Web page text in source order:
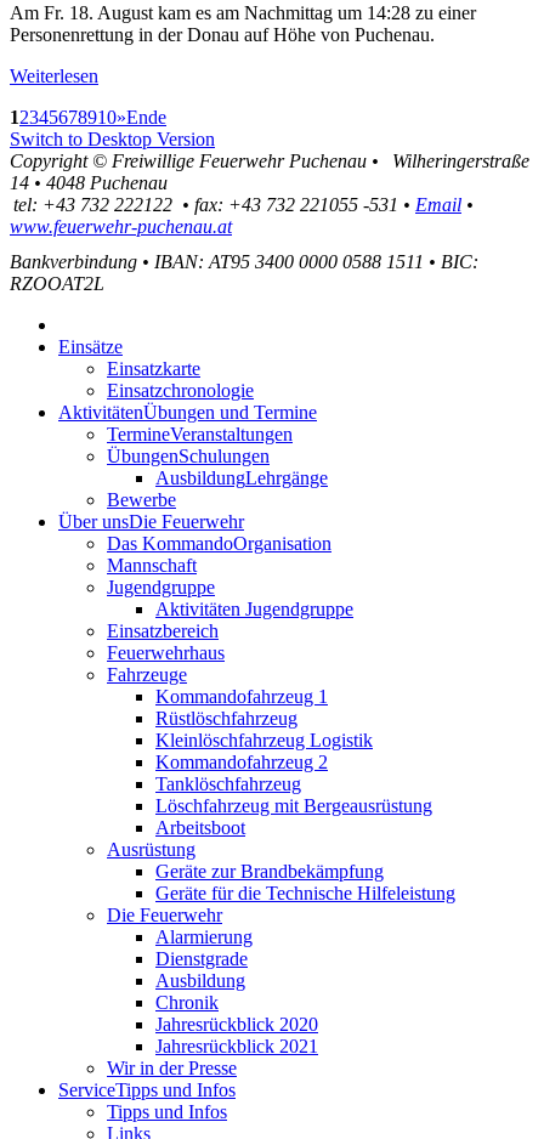
Am Fr. 18. August kam es am Nachmittag um 14:28 zu einer
Personenrettung in der Donau auf Höhe von Puchenau.
Weiterlesen
12345678910»Ende
Switch to Desktop Version
Copyright © Freiwillige Feuerwehr Puchenau •
Wilheringerstraße
14 • 4048 Puchenau
tel: +43 732 222122 • fax: +43 732 221055 -531 • Email •
www.feuerwehr-puchenau.at
Bankverbindung • IBAN: AT95 3400 0000 0588 1511 • BIC:
RZOOAT2L
Einsätze
Einsatzkarte
Einsatzchronologie
AktivitätenÜbungen und Termine
TermineVeranstaltungen
ÜbungenSchulungen
AusbildungLehrgänge
Bewerbe
Über unsDie Feuerwehr
Das KommandoOrganisation
Mannschaft
Jugendgruppe
Aktivitäten Jugendgruppe
Einsatzbereich
Feuerwehrhaus
Fahrzeuge
Kommandofahrzeug 1
Rüstlöschfahrzeug
Kleinlöschfahrzeug Logistik
Kommandofahrzeug 2
Tanklöschfahrzeug
Löschfahrzeug mit Bergeausrüstung
Arbeitsboot
Ausrüstung
Geräte zur Brandbekämpfung
Geräte für die Technische Hilfeleistung
Die Feuerwehr
Alarmierung
Dienstgrade
Ausbildung
Chronik
Jahresrückblick 2020
Jahresrückblick 2021
Wir in der Presse
ServiceTipps und Infos
Tipps und Infos
Links